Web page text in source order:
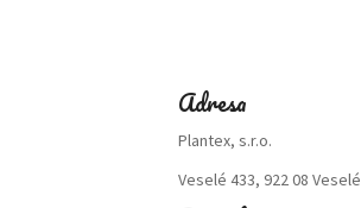
Adresa
Plantex, s.r.o.
Veselé 433, 922 08 Veselé